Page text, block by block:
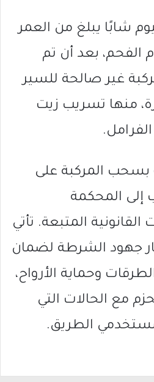
شابًا يبلغ من العمر
الفحم، بعد أن تم
غير صالحة للسير
منها تسريب زيت
المركبة على
إلى المحكمة
المتبعة. تأتي
جهود الشرطة لضمان
وحماية الأرواح،
مع الحالات التي
الطريق.